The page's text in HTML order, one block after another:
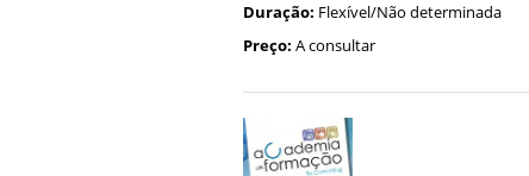
Duração: Flexível/Não determinada
Preço: A consultar